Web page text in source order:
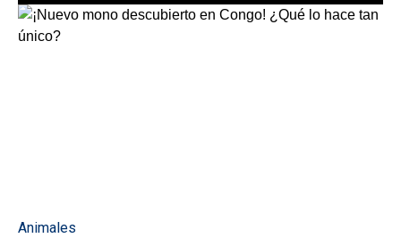
Animales